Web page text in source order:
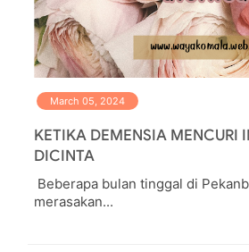
March 05, 2024
KETIKA DEMENSIA MENCURI
DICINTA
Beberapa bulan tinggal di
merasakan...